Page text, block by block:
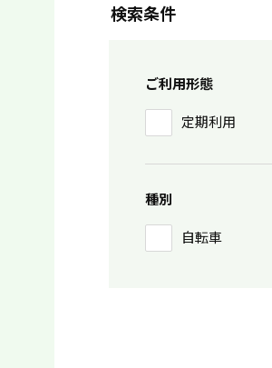
検索条件
ご利用形態
定期利用
種別
自転車